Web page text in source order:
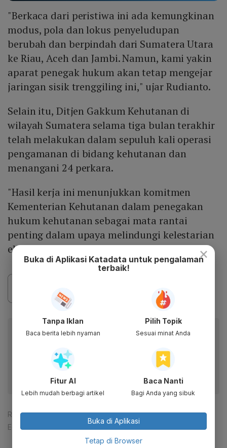
"Berkaca dari peristiwa ini ada kemungkinan
modus, pola dan lokus penyeludupan
berubah dan berpindah dari Sumatera Utara
ke Riau, Aceh dan Jambi. Namun, kami yakin
aparat penegak hukum akan tetap mengejar
jaringan sisik trenggiling ini," ujar Rudianto.
Selain itu, Ditjen Gakkum Kehutanan di
wilayah Sumatera selama tiga bulan terakhir
telah melakukan dalam sepuluh kali operasi
pengamanan di bidang kehutanan dan
menangani 24 perkara.
"Hasil kerja ini menunjukkan komitmen
Kementerian Kehutanan dalam penegakan
hukum kehutanan sebagai mata rantai
penting dalam upaya melindungi kelestarian
ekosistem sumber daya alam," ucapnya.
Baca artikel ini lewat aplikasi mobile.
fitur menarik lainnya lewat aplikasi mobile Katadata.
Reporter: Djati Waluyo
Editor:
×
Buka di Aplikasi Katadata untuk pengalaman
terbaik!
Tanpa Iklan
Baca berita lebih nyaman
Pilih Topik
Sesuai minat Anda
Fitur AI
Lebih mudah berbagi artikel
Baca Nanti
Bagi Anda yang sibuk
Buka di Aplikasi
Tetap di Browser